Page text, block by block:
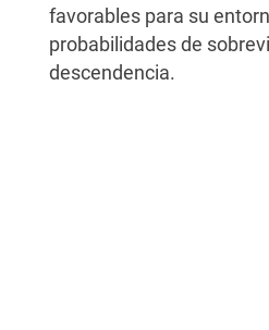
favorables para su
probabilidades de
descendencia.